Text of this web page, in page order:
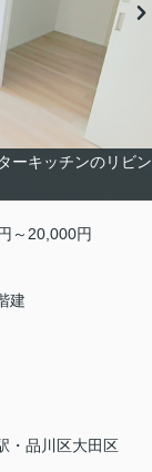
ーキッチンのリビン
～20,000円
建
・品川区大田区